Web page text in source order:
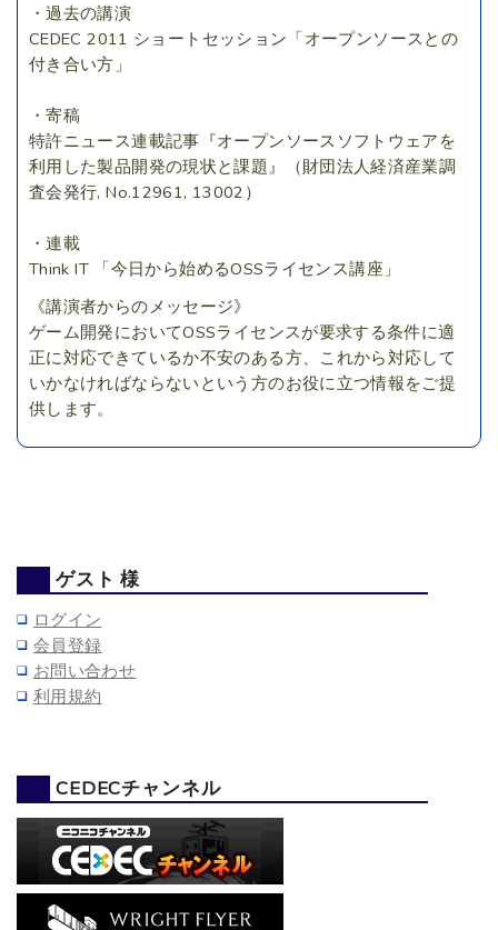
・過去の講演
CEDEC 2011 ショートセッション「オープンソースとの
付き合い方」
・寄稿
特許ニュース連載記事『オープンソースソフトウェアを
利用した製品開発の現状と課題』（財団法人経済産業調
査会発行, No.12961, 13002）
・連載
Think IT 「今日から始めるOSSライセンス講座」
《講演者からのメッセージ》
ゲーム開発においてOSSライセンスが要求する条件に適
正に対応できているか不安のある方、これから対応して
いかなければならないという方のお役に立つ情報をご提
供します。
ゲスト 様
ログイン
会員登録
お問い合わせ
利用規約
CEDECチャンネル